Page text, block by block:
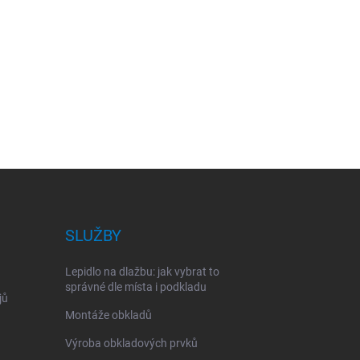
SLUŽBY
Lepidlo na dlažbu: jak vybrat to
správné dle místa i podkladu
Montáže obkladů
Výroba obkladových prvků